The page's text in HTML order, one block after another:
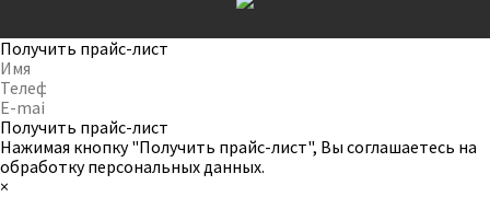
Получить прайс-лист
Получить прайс-лист
Нажимая кнопку "Получить прайс-лист", Вы соглашаетесь на
обработку персональных данных.
×